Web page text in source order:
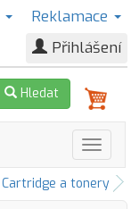
Reklamace
Přihlášení
Hledat
Cartridge a tonery